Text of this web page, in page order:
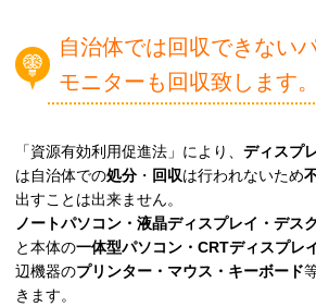
自治体では回収できない
モニターも回収致します。
「資源有効利用促進法」により、 ディスプ
は自治体での処分 ・ 回収は行われないため
出すことは出来ません。
ノートパソコン・液晶ディスプレイ・デス
と本体の一体型パソコン・CRTディスプレ
辺機器のプリンター・マウス・キーボード
きます。